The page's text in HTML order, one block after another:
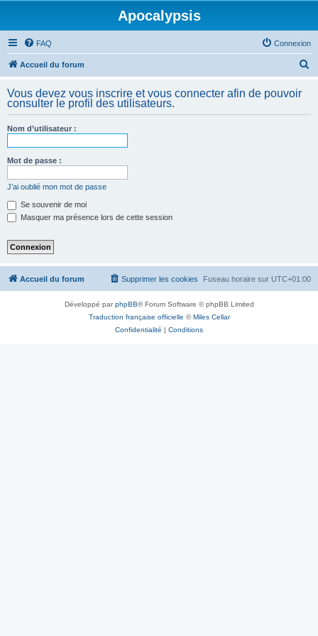
Apocalypsis
FAQ Connexion
Accueil du forum
h
Vous devez vous inscrire et vous connecter afin de pouvoir
consulter le profil des utilisateurs.
Nom d’utilisateur :
Mot de passe :
J’ai oublié mon mot de passe
Se souvenir de moi
Masquer ma présence lors de cette session
Accueil du forum Fuseau horaire sur UTC+01:00
Supprimer les cookies
Développé parphpBB® Forum Software © phpBB Limited
Traduction française officielle ©Miles Cellar
Confidentialité | Conditions